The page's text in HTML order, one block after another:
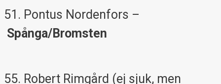
51. Pontus Nordenfors –
Spånga/Bromsten
55. Robert Rimgård (ej sjuk, men